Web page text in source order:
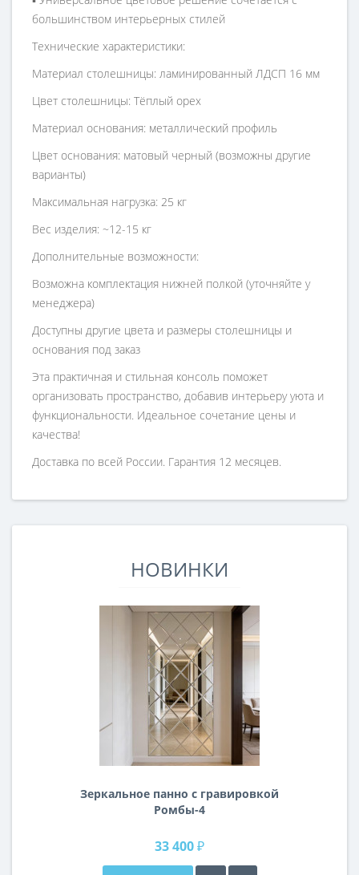
большинством интерьерных стилей
Технические характеристики:
Материал столешницы: ламинированный ЛДСП 16 мм
Цвет столешницы: Тёплый орех
Материал основания: металлический профиль
Цвет основания: матовый черный (возможны другие
варианты)
Максимальная нагрузка: 25 кг
Вес изделия: ~12-15 кг
Дополнительные возможности:
Возможна комплектация нижней полкой (уточняйте у
менеджера)
Доступны другие цвета и размеры столешницы и
основания под заказ
Эта практичная и стильная консоль поможет
организовать пространство, добавив интерьеру уюта и
функциональности. Идеальное сочетание цены и
качества!
Доставка по всей России. Гарантия 12 месяцев.
НОВИНКИ
Зеркальное панно с гравировкой
Ромбы-4
33 400 ₽